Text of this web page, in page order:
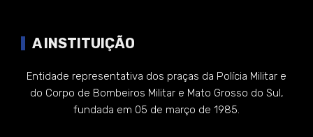
A INSTITUIÇÃO
Entidade representativa dos praças da Polícia Militar e
do Corpo de Bombeiros Militar e Mato Grosso do Sul,
fundada em 05 de março de 1985.